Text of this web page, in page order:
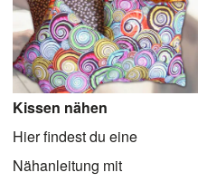
Kissen nähen
Hier findest du eine
Nähanleitung mit